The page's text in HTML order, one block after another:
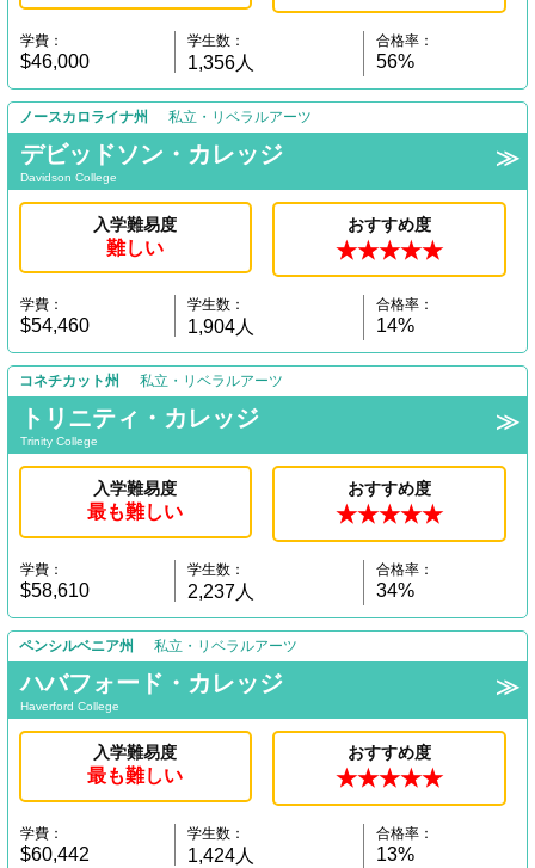
学費：
$46,000
学生数：
1,356人
合格率：
56%
ノースカロライナ州 私立・リベラルアーツ
デビッドソン・カレッジ
Davidson College
入学難易度
難しい
おすすめ度
★★★★★
学費：
$54,460
学生数：
1,904人
合格率：
14%
コネチカット州 私立・リベラルアーツ
トリニティ・カレッジ
Trinity College
入学難易度
最も難しい
おすすめ度
★★★★★
学費：
$58,610
学生数：
2,237人
合格率：
34%
ペンシルベニア州 私立・リベラルアーツ
ハバフォード・カレッジ
Haverford College
入学難易度
最も難しい
おすすめ度
★★★★★
学費：
$60,442
学生数：
1,424人
合格率：
13%